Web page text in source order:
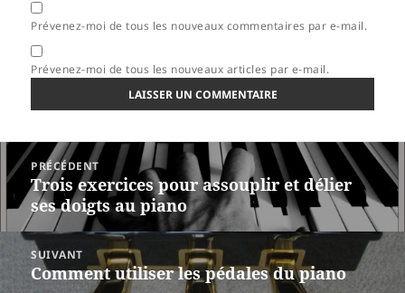
Prévenez-moi de tous les nouveaux commentaires par e-mail.
Prévenez-moi de tous les nouveaux articles par e-mail.
Navigation
de
l’article
PRÉCÉDENT
Article
précédent :
Trois exercices pour assouplir et délier
ses doigts au piano
SUIVANT
Article
Comment utiliser les pédales du piano